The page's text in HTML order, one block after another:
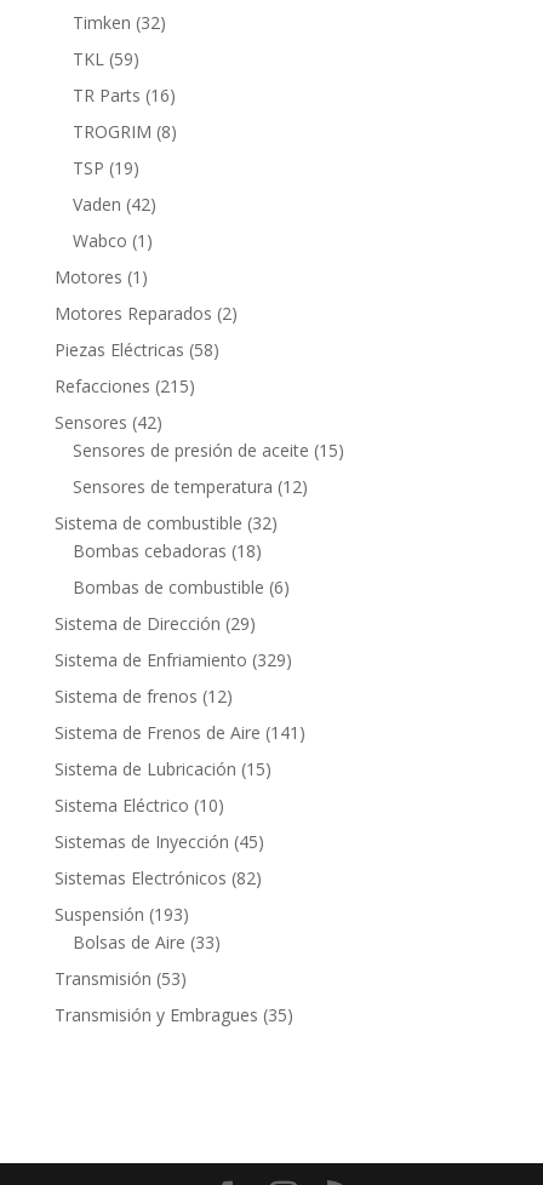
productos
Timken 3232
TKL 5959
productos
TR Parts 1616
productos
TROGRIM 88
TSP 1919
productos
Vaden 4242
productos
Wabco 1 1
producto
Motores 1 1
producto
Motores Reparados 22
Piezas Eléctricas 5858
Refacciones 215215
Sensores 4242
productos
Sensores de presión de aceite 1515
Sensores de temperatura 1212
Sistema de combustible 3232
Bombas cebadoras 1818
productos
Bombas de combustible 66
Sistema de Dirección 2929
productos
Sistema de Enfriamiento 329329
Sistema de frenos 1212
productos
Sistema de Frenos de Aire 141 141
Sistema de Lubricación 1515
Sistema Eléctrico 1010
productos
Sistemas de Inyección 4545
productos
Sistemas Electrónicos 8282
Suspensión 193193
productos
Bolsas de Aire 3333
Transmisión 5353
productos
Transmisión y Embragues 3535